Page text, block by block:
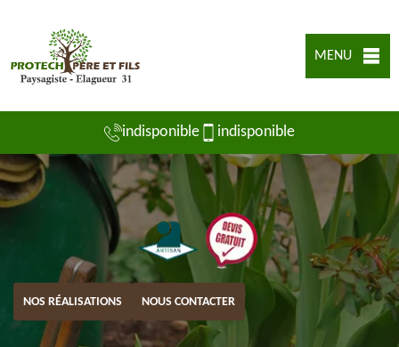
MENU
indisponible indisponible
NOS RÉALISATIONS NOUS CONTACTER